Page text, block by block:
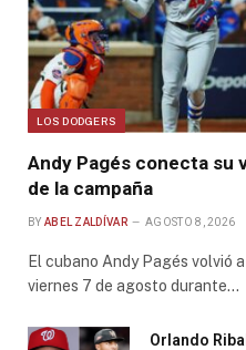
LOS DODGERS
Andy Pagés conecta su
de la campaña
BY ABEL ZALDÍVAR AGOSTO 8, 2026
El cubano Andy Pagés volvió
viernes 7 de agosto durante…
Orlando